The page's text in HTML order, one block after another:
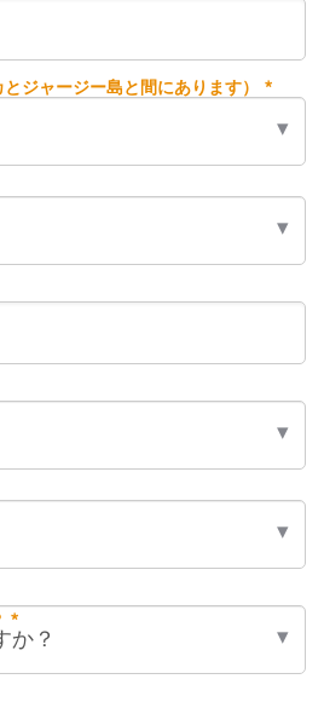
ジャージー島と間にあります） *
*